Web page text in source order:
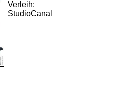
Verleih:
StudioCanal